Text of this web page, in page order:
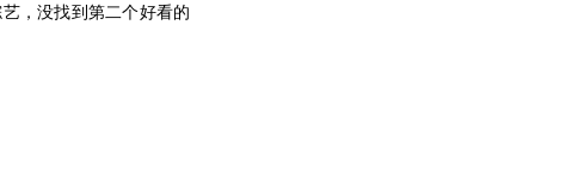
，没找到第二个好看的